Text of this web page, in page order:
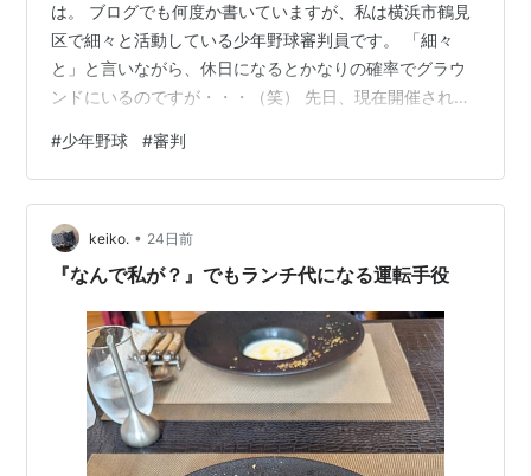
は。 ブログでも何度か書いていますが、私は横浜市鶴見
区で細々と活動している少年野球審判員です。 「細々
と」と言いながら、休日になるとかなりの確率でグラウ
ンドにいるのですが・・・（笑） 先日、現在開催されて
て参加してきました。 確か次回はいよいよ決勝戦だった
はず・・・。 違っていたら関係者の皆様、優しくご指摘
ください（笑） ジュニアだからと侮れません 4年生以下
と聞くと、 「まだまだこれからの年代でしょ？」 「かわ
いい野球をしているんでしょ？」 そんなイメージを持つ
#少年野球 #審判
keiko. • 24日前
『なんで私が？』でもランチ代になる運転手役